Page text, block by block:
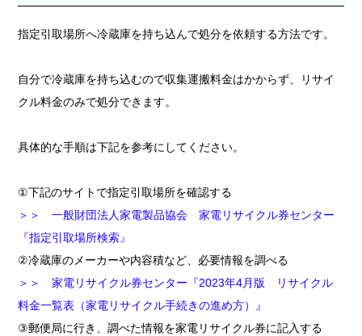
指定引取場所へ冷蔵庫を持ち込んで処分を依頼する方法です。
自分で冷蔵庫を持ち込むので収集運搬料金はかからず、リサイ
クル料金のみで処分できます。
具体的な手順は下記を参考にしてください。
①下記のサイトで指定引取場所を確認する
＞＞ 一般財団法人家電製品協会 家電リサイクル券センター
『指定引取場所検索』
②冷蔵庫のメーカーや内容積など、必要情報を調べる
＞＞ 家電リサイクル券センター『2023年4月版 リサイクル
料金一覧表（家電リサイクル手続きの進め方）』
③郵便局に行き、調べた情報を家電リサイクル券に記入する